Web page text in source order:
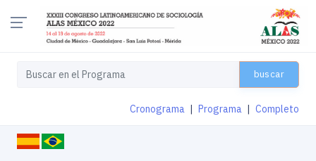
buscar
Cronograma Programa Completo